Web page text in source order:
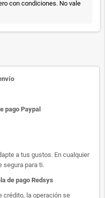
con condiciones. No vale
pago Paypal
a tus gustos. En cualquier
segura para ti.
de pago Redsys
crédito, la operación se